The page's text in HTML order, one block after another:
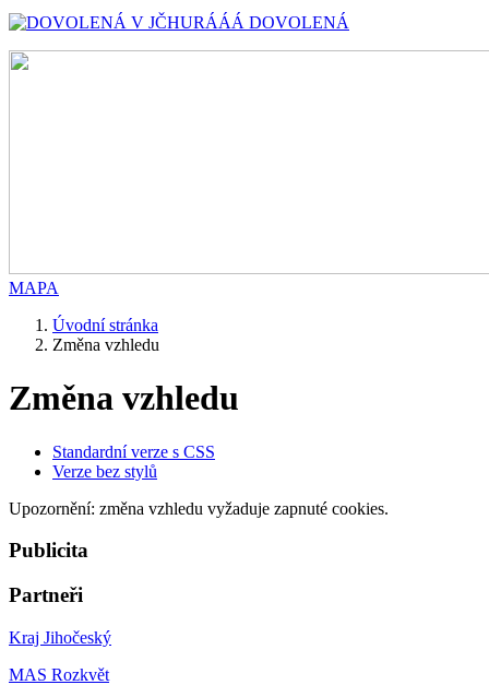
HURÁÁÁ DOVOLENÁ
MAPA
Úvodní stránka
Změna vzhledu
Změna vzhledu
Standardní verze s CSS
Verze bez stylů
Upozornění: změna vzhledu vyžaduje zapnuté cookies.
Publicita
Partneři
Kraj Jihočeský
MAS Rozkvět